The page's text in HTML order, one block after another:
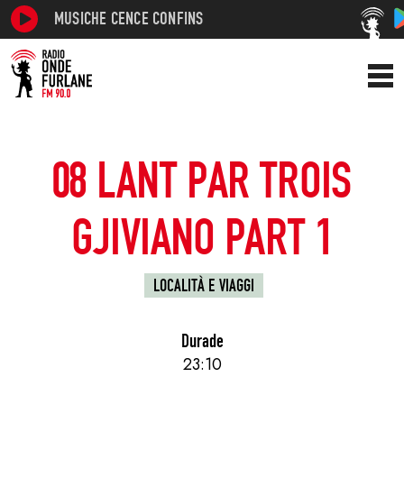
MUSICHE CENCE CONFINS
08 LANT PAR TROIS
GJIVIANO PART 1
LOCALITÀ E VIAGGI
Durade
23:10